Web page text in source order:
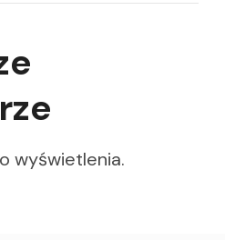
wyświetlenia.